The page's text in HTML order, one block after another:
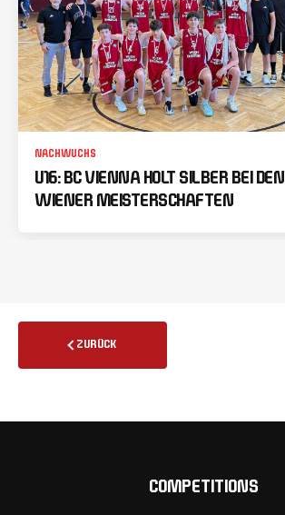
NACHWUCHS
U16: BC VIENNA HOLT SILBER BEI DEN
WIENER MEISTERSCHAFTEN
ZURÜCK
COMPETITIONS